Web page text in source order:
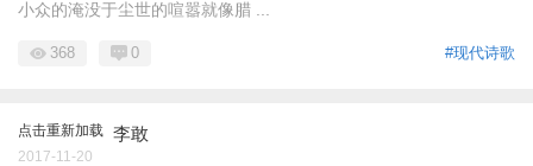
小众的淹没于尘世的喧嚣就像腊 ...
#现代诗歌
368 0
点击重新加载 李敢
2017-11-20